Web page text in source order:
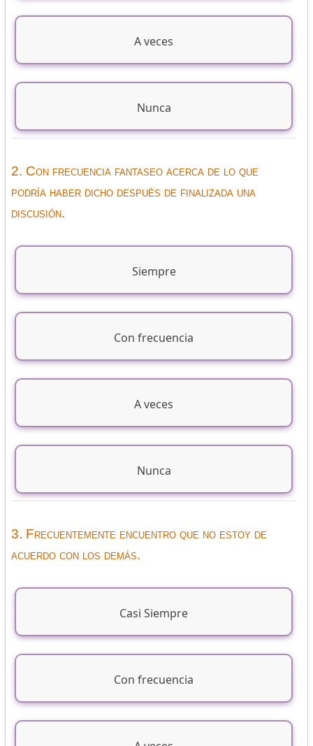
A veces
Nunca
2. Con frecuencia fantaseo acerca de lo que
podría haber dicho después de finalizada una
discusión.
Siempre
Con frecuencia
A veces
Nunca
3. Frecuentemente encuentro que no estoy de
acuerdo con los demás.
Casi Siempre
Con frecuencia